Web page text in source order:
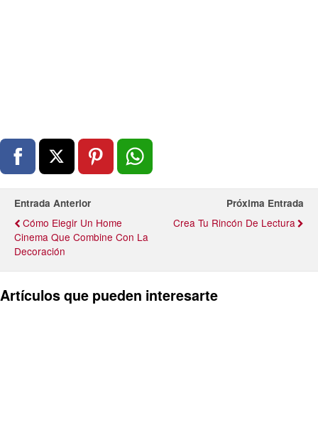
Entrada Anterior
Cómo Elegir Un Home
Cinema Que Combine Con La
Decoración
Próxima Entrada
Crea Tu Rincón De Lectura
Artículos que pueden interesarte